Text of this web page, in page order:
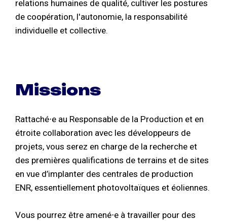
relations humaines de qualité, cultiver les postures
de coopération, l'autonomie, la responsabilité
individuelle et collective.
Missions
Rattaché⋅e au Responsable de la Production et en
étroite collaboration avec les développeurs de
projets, vous serez en charge de la recherche et
des premières qualifications de terrains et de sites
en vue d’implanter des centrales de production
ENR, essentiellement photovoltaïques et éoliennes.
Vous pourrez être amené⋅e à travailler pour des